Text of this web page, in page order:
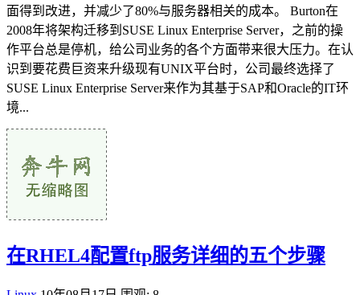
面得到改进，并减少了80%与服务器相关的成本。 Burton在
2008年将架构迁移到SUSE Linux Enterprise Server，之前的操
作平台总是停机，给公司业务的各个方面带来很大压力。在认
识到要花费巨资来升级现有UNIX平台时，公司最终选择了
SUSE Linux Enterprise Server来作为其基于SAP和Oracle的IT环
境...
在RHEL4配置ftp服务详细的五个步骤